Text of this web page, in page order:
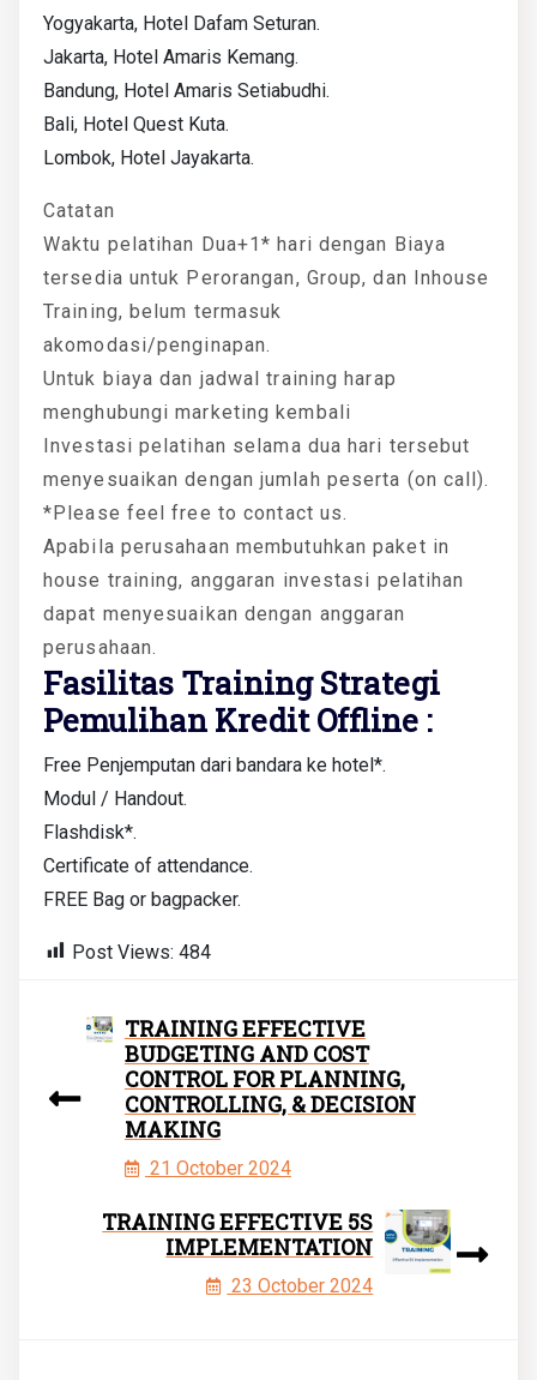
Yogyakarta, Hotel Dafam Seturan.
Jakarta, Hotel Amaris Kemang.
Bandung, Hotel Amaris Setiabudhi.
Bali, Hotel Quest Kuta.
Lombok, Hotel Jayakarta.
Catatan
Waktu pelatihan Dua+1* hari dengan Biaya
tersedia untuk Perorangan, Group, dan Inhouse
Training, belum termasuk
akomodasi/penginapan.
Untuk biaya dan jadwal training harap
menghubungi marketing kembali
Investasi pelatihan selama dua hari tersebut
menyesuaikan dengan jumlah peserta (on call).
*Please feel free to contact us.
Apabila perusahaan membutuhkan paket in
house training, anggaran investasi pelatihan
dapat menyesuaikan dengan anggaran
perusahaan.
Fasilitas Training Strategi
Pemulihan Kredit Offline :
Free Penjemputan dari bandara ke hotel*.
Modul / Handout.
Flashdisk*.
Certificate of attendance.
FREE Bag or bagpacker.
Post Views: 484
TRAINING EFFECTIVE
BUDGETING AND COST
CONTROL FOR PLANNING,
CONTROLLING, & DECISION
MAKING
21 October 2024
TRAINING EFFECTIVE 5S
IMPLEMENTATION
23 October 2024